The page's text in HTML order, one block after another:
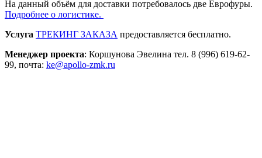
На данный объём для доставки потребовалось две Еврофуры.
Подробнее о логистике.
Услуга ТРЕКИНГ ЗАКАЗА предоставляется бесплатно.
Менеджер проекта: Коршунова Эвелина тел. 8 (996) 619-62-
99, почта: ke@apollo-zmk.ru